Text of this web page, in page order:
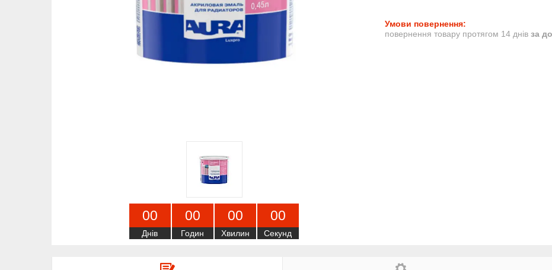
00
Днів
00
Годин
00
Хвилин
00
Секунд
повернення товару протягом 14 днів за